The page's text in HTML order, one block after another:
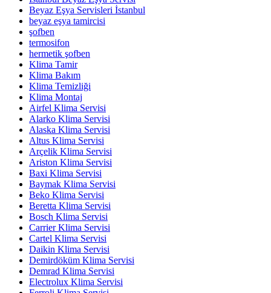
Beyaz Eşya Servisleri İstanbul
beyaz eşya tamircisi
şofben
termosifon
hermetik şofben
Klima Tamir
Klima Bakım
Klima Temizliği
Klima Montaj
Airfel Klima Servisi
Alarko Klima Servisi
Alaska Klima Servisi
Altus Klima Servisi
Arçelik Klima Servisi
Ariston Klima Servisi
Baxi Klima Servisi
Baymak Klima Servisi
Beko Klima Servisi
Beretta Klima Servisi
Bosch Klima Servisi
Carrier Klima Servisi
Cartel Klima Servisi
Daikin Klima Servisi
Demirdöküm Klima Servisi
Demrad Klima Servisi
Electrolux Klima Servisi